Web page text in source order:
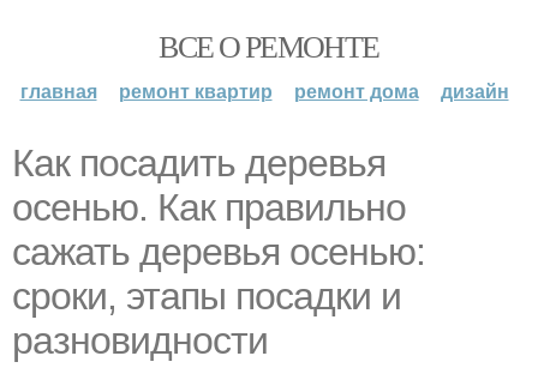
ВСЕ О РЕМОНТЕ
главная ремонт квартир ремонт дома дизайн
Как посадить деревья
осенью. Как правильно
сажать деревья осенью:
сроки, этапы посадки и
разновидности